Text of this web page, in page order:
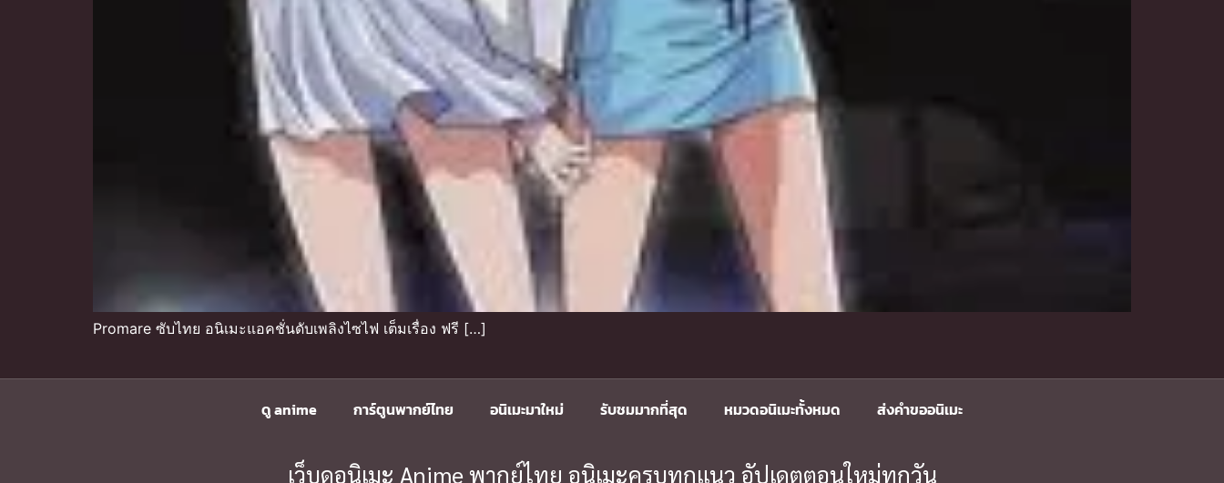
Promare ซับไทย อนิเมะแอคชั่นดับเพลิงไซไฟ เต็มเรื่อง ฟรี […]
ดู anime การ์ตูนพากย์ไทย อนิเมะมาใหม่ รับชมมากที่สุด หมวดอนิเมะทั้งหมด ส่งคำขออนิเมะ
เว็บดูอนิเมะ Anime พากย์ไทย อนิเมะครบทุกแนว อัปเดตตอนใหม่ทุกวัน